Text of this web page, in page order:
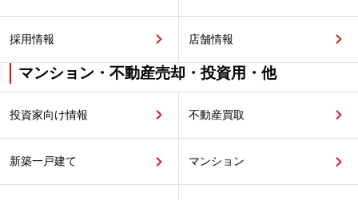
採用情報 店舗情報
マンション・不動産売却・投資用・他
投資家向け情報 不動産買取
新築一戸建て マンション